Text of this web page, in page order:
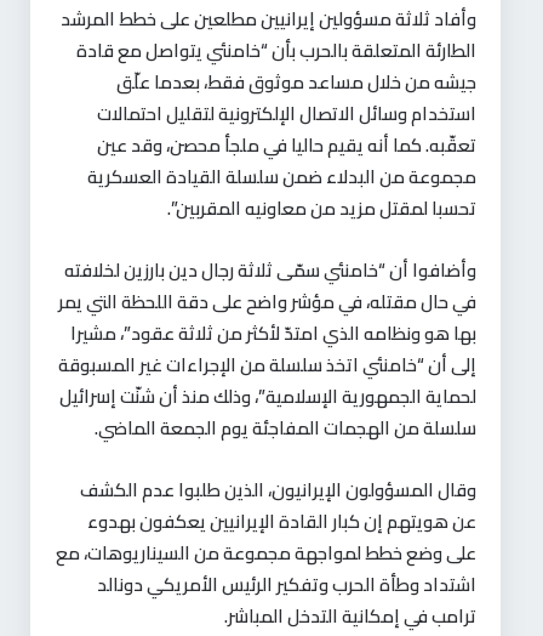
وأفاد ثلاثة مسؤولين إيرانيين مطلعين على خطط المرشد
الطارئة المتعلقة بالحرب بأن “خامنئي يتواصل مع قادة
جيشه من خلال مساعد موثوق فقط، بعدما علّق
استخدام وسائل الاتصال الإلكترونية لتقليل احتمالات
تعقّبه. كما أنه يقيم حاليا في ملجأ محصن، وقد عين
مجموعة من البدلاء ضمن سلسلة القيادة العسكرية
تحسبا لمقتل مزيد من معاونيه المقربين”.
وأضافوا أن “خامنئي سمّى ثلاثة رجال دين بارزين لخلافته
في حال مقتله، في مؤشر واضح على دقة اللحظة التي يمر
بها هو ونظامه الذي امتدّ لأكثر من ثلاثة عقود”، مشيرا
إلى أن “خامنئي اتخذ سلسلة من الإجراءات غير المسبوقة
لحماية الجمهورية الإسلامية”، وذلك منذ أن شنّت إسرائيل
سلسلة من الهجمات المفاجئة يوم الجمعة الماضي.
وقال المسؤولون الإيرانيون، الذين طلبوا عدم الكشف
عن هويتهم إن كبار القادة الإيرانيين يعكفون بهدوء
على وضع خطط لمواجهة مجموعة من السيناريوهات، مع
اشتداد وطأة الحرب وتفكير الرئيس الأمريكي دونالد
ترامب في إمكانية التدخل المباشر.